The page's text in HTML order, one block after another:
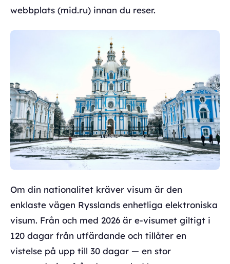
webbplats (mid.ru) innan du reser.
Om din nationalitet kräver visum är den
enklaste vägen Rysslands enhetliga elektroniska
visum. Från och med 2026 är e-visumet giltigt i
120 dagar från utfärdande och tillåter en
vistelse på upp till 30 dagar — en stor